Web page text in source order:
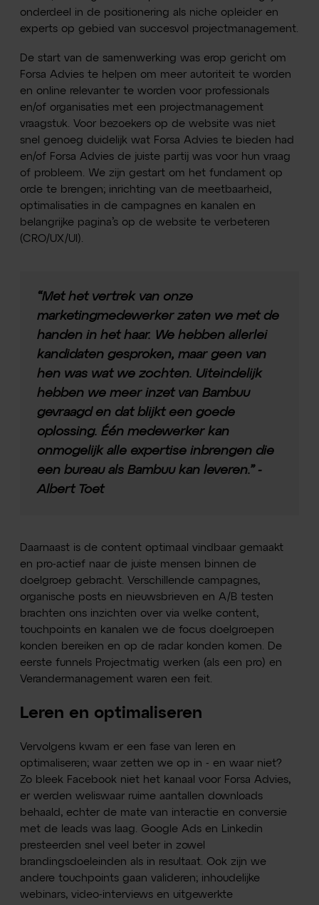
onderdeel in de positionering als niche opleider en
experts op gebied van succesvol projectmanagement.
De start van de samenwerking was erop gericht om
Forsa Advies te helpen om meer autoriteit te worden
en online relevanter te worden voor professionals
en/of organisaties met een projectmanagement
vraagstuk. Voor bezoekers op de website was niet
snel genoeg duidelijk wat Forsa Advies te bieden had
en/of Forsa Advies de juiste partij was voor hun vraag
of probleem. We zijn gestart om het fundament op
orde te brengen; inrichting van de meetbaarheid,
optimalisaties in de campagnes en kanalen en
belangrijke pagina’s op de website te verbeteren
(CRO/UX/UI).
“Met het vertrek van onze
marketingmedewerker zaten we met de
handen in het haar. We hebben allerlei
kandidaten gesproken, maar geen van
hen was wat we zochten. Uiteindelijk
hebben we meer inzet van Bambuu
gevraagd en dat blijkt een goede
oplossing. Één medewerker kan
onmogelijk alle expertise inbrengen die
een bureau als Bambuu kan leveren.” -
Albert Toet
Daarnaast is de content optimaal vindbaar gemaakt
en pro-actief naar de juiste mensen binnen de
doelgroep gebracht. Verschillende campagnes,
organische posts en nieuwsbrieven en A/B testen
brachten ons inzichten over via welke content,
touchpoints en kanalen we de focus doelgroepen
konden bereiken en op de radar konden komen. De
eerste funnels Projectmatig werken (als een pro) en
Verandermanagement waren een feit.
Leren en optimaliseren
Vervolgens kwam er een fase van leren en
optimaliseren; waar zetten we op in - en waar niet?
Zo bleek Facebook niet het kanaal voor Forsa Advies,
er werden weliswaar ruime aantallen downloads
behaald, echter de mate van interactie en conversie
met de leads was laag. Google Ads en Linkedin
presteerden snel veel beter in zowel
brandingsdoeleinden als in resultaat. Ook zijn we
andere touchpoints gaan valideren; inhoudelijke
webinars, video-interviews en uitgewerkte